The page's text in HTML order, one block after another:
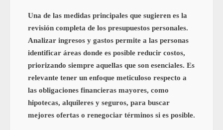
Una de las medidas principales que sugieren es la
revisión completa de los presupuestos personales.
Analizar ingresos y gastos permite a las personas
identificar áreas donde es posible reducir costos,
priorizando siempre aquellas que son esenciales. Es
relevante tener un enfoque meticuloso respecto a
las obligaciones financieras mayores, como
hipotecas, alquileres y seguros, para buscar
mejores ofertas o renegociar términos si es posible.